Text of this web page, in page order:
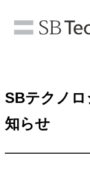
SBテクノロ
知らせ